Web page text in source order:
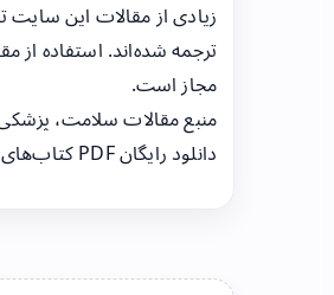
زیادی از مقالات این
ترجمه شده‌اند. استفاده از
مجاز است.
منبع مقالات سلامت،
دانلود رایگان PDF کتاب‌های پزشکی.